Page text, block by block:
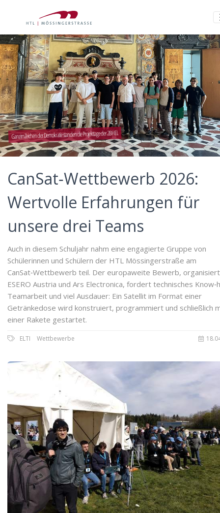
Ganz im Zeichen der Demokratie standen die Projekttage der 2BHEL
CanSat‑Wettbewerb 2026:
Wertvolle Erfahrungen für
unsere drei Teams
Auch in diesem Schuljahr nahm eine engagierte Gruppe von
Schülerinnen und Schülern der HTL Mössingerstraße am
CanSat‑Wettbewerb teil. Der europaweite Bewerb,
ESERO Austria und Ars Electronica, fordert technisches
Teamarbeit und viel Ausdauer: Ein Satellit im Format einer
Getränkedose wird konstruiert, programmiert und schließlich
einer Rakete gestartet.
ELTI Wettbewerbe